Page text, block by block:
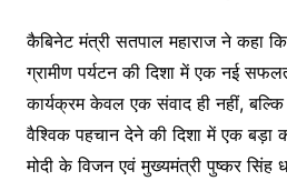
कैबिनेट मंत्री सतपाल महाराज ने कहा
ग्रामीण पर्यटन की दिशा में एक नई
कार्यक्रम केवल एक संवाद ही नहीं, बल्कि
वैश्विक पहचान देने की दिशा में एक बड़ा
मोदी के विजन एवं मुख्यमंत्री पुष्कर सिंह